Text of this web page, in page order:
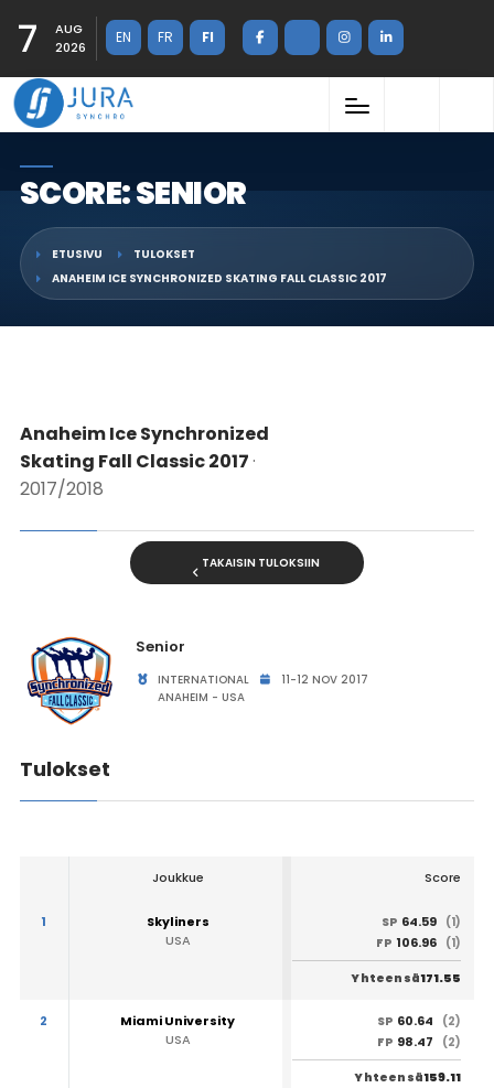
7
AUG
2026
EN FR FI
SCORE: SENIOR
ETUSIVU
TULOKSET
ANAHEIM ICE SYNCHRONIZED SKATING FALL CLASSIC 2017
Anaheim Ice Synchronized
Skating Fall Classic 2017·
2017/2018
TAKAISIN TULOKSIIN
Senior
INTERNATIONAL
11-12 NOV 2017
ANAHEIM - USA
Tulokset
Joukkue Score
1
Skyliners
USA
SP 64.59 (1)
FP 106.96 (1)
Yhteensä171.55
2
Miami University
USA
SP 60.64
(2)
FP 98.47 (2)
Yhteensä159.11